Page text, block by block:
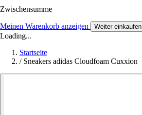
Zwischensumme
Meinen Warenkorb anzeigen Weiter einkaufen
Loading...
Startseite
/ Sneakers adidas Cloudfoam Cuxxion